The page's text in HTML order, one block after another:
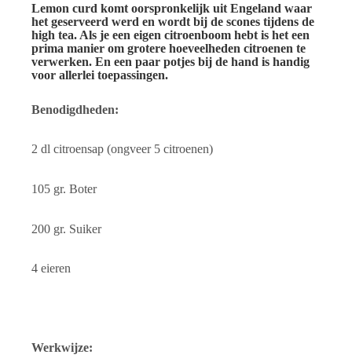
Lemon curd komt oorspronkelijk uit Engeland waar
het geserveerd werd en wordt bij de scones tijdens de
high tea. Als je een eigen citroenboom hebt is het een
prima manier om grotere hoeveelheden citroenen te
verwerken. En een paar potjes bij de hand is handig
voor allerlei toepassingen.
Benodigdheden:
2 dl citroensap (ongveer 5 citroenen)
105 gr. Boter
200 gr. Suiker
4 eieren
Werkwijze: